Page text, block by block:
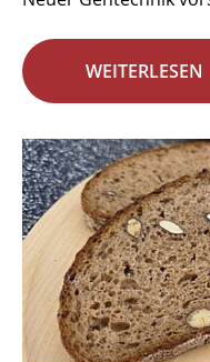
WEITERLESEN